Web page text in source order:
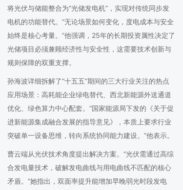
将光伏与储能整合为“光储发电机”，实现对传统同步发
电机的功能替代。“无论场景如何变化，度电成本与安全
始终是核心考量。”他强调，25年的长期投资属性决定了
光储项目必须兼顾经济性与安全性，这需要技术创新与
规则保障的双重支撑。
孙海波详细拆解了“十五五”期间的三大行业关注的热点
应用场景：高耗能企业绿电替代、西北新能源外送通道
优化、绿色算力中心配套。“国家能源局下发的《关于促
进新能源集成融合发展的指导意见》，本质上要求行业
突破单一设备思维，转向系统协同能力建设。”他表示。
曹云端从光伏技术角度提出解决方案。“光伏需通过高综
合发电量技术，破解发电曲线与用电曲线不匹配的核心
矛盾。”她指出，双面率提升能增加早晚弱光时段发电